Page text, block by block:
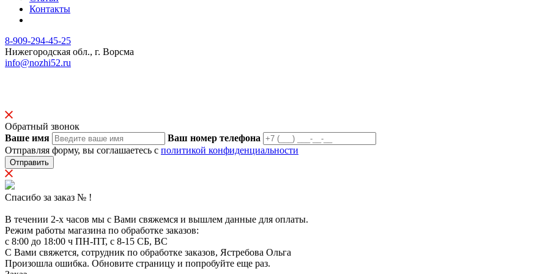
Контакты
8-909-294-45-25
Нижегородская обл., г. Ворсма
info@nozhi52.ru
Обратный звонок
Ваше имя
Ваш номер телефона
Отправляя форму, вы соглашаетесь с политикой конфиденциальности
Отправить
Спасибо за заказ № !
В течении 2-х часов мы с Вами свяжемся и вышлем данные для оплаты.
Режим работы магазина по обработке заказов:
с 8:00 до 18:00 ч ПН-ПТ, с 8-15 СБ, ВС
С Вами свяжется, сотрудник по обработке заказов, Ястребова Ольга
Произошла ошибка. Обновите страницу и попробуйте еще раз.